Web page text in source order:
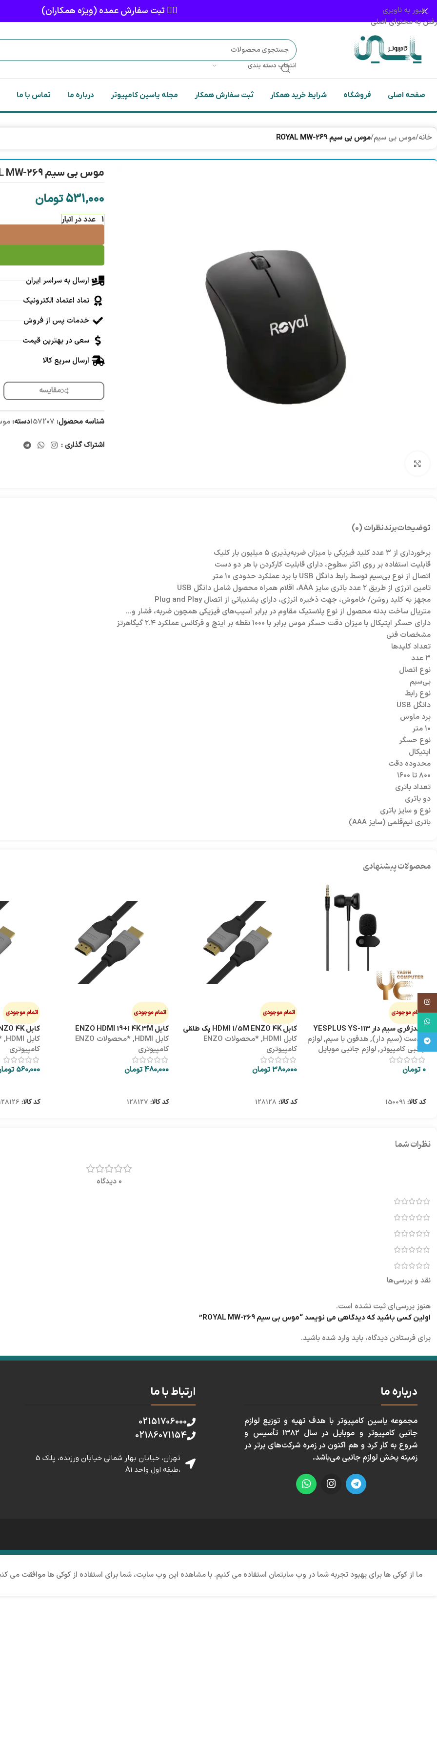
عبور به ناوبری
رفتن به محتوای اصلی
👈🏻 ثبت سفارش عمده (ویژه همکاران)
انتخاب دسته بندی
صفحه اصلی فروشگاه شرایط خرید همکار ثبت سفارش همکار مجله یاسین کامپیوتر درباره ما تماس با ما
خانه/موس بی سیم/موس بی سیم ROYAL MW-269
موس بی سیم ROYAL MW-269
531,000 تومان
1 عدد در انبار
ارسال به سراسر ایران
نماد اعتماد الکترونیک
خدمات پس از فروش
سعی در بهترین قیمت
ارسال سریع کالا
مقایسه
شناسه محصول: 157207دسته:
اشتراک گذاری :
توضیحاتبرندنظرات (0)
برخورداری از ۳ عدد کلید فیزیکی با میزان ضربه‌پذیری ۵ میلیون بار کلیک
قابلیت استفاده بر روی اکثر سطوح، دارای قابلیت کارکردن با هر دو دست
اتصال از نوع بی‌سیم توسط رابط دانگل USB با برد عملکرد حدودی ۱۰ متر
تامین انرژی از طریق ۲ عدد باتری سایز AAA، اقلام همراه محصول شامل دانگل USB
مجهز به کلید روشن/ خاموش، جهت ذخیره انرژی، دارای پشتیبانی از اتصال Plug and Play
متریال ساخت بدنه محصول از نوع پلاستیک مقاوم در برابر آسیب‌های فیزیکی همچون ضربه، فشار و…
دارای حسگر اپتیکال با میزان دقت حسگر موس برابر با ۱۰۰۰ نقطه بر اینچ و فرکانس عملکرد ۲.۴ گیگاهرتز
مشخصات فنی
تعداد کلیدها
۳ عدد
نوع اتصال
بی‌سیم
نوع رابط
دانگل USB
برد ماوس
۱۰ متر
نوع حسگر
اپتیکال
محدوده دقت
۸۰۰ تا ۱۶۰۰
تعداد باتری
دو باتری
نوع و سایز باتری
باتری نیم‌قلمی (سایز AAA)
محصولات پیشنهادی
اتمام موجودی
هندزفری سیم دار YESPLUS YS-113
هدست (سیم دار),هدفون با سیم,لوازم
جانبی کامپیوتر,لوازم جانبی موبایل
0 تومان
کد کالا: 150091
اتمام موجودی
کابل HDMI 1/5M ENZO 4K پک طلقی
کابل HDMI ,
*محصولات ENZO
کامپیوتری
380,000تومان
کد کالا: 128128
اتمام موجودی
کابل ENZO HDMI 19+1 4K 3M
کابل HDMI ,
*محصولات ENZO
کامپیوتری
480,000تومان
کد کالا: 128127
اتمام موجودی
کابل HDMI 5M ENZO 4K
کابل HDMI ,
کامپیوتری
560,000
کد کالا:
نظرات شما
0 دیدگاه
نقد و بررسی‌ها
هنوز بررسی‌ای ثبت نشده است.
اولین کسی باشید که دیدگاهی می نویسد “موس بی سیم ROYAL MW-269”
برای فرستادن دیدگاه، باید وارد شده باشید.
درباره ما
مجموعه ياسين كامپيوتر با هدف تهيه و توزيع لوازم
جانبی كامپيوتر و موبايل در سال ١٣٨٢ تأسيس و
شروع به كار كرد و هم اكنون در زمره شركت‌های برتر در
زمينه پخش لوازم جانبی می‌باشد.
ارتباط با ما
02151706000
02186071154
تهران، خیابان بهار شمالی خيابان ورزنده، پلاک 5
،طبقه اول واحد A1
اینستاگرام
واتساپ
تلگرام
ما از کوکی ها برای بهبود تجربه شما در وب سایتمان استفاده می کنیم. با مشاهده این وب سایت، شما برای استفاده از کوکی ها موافقت می